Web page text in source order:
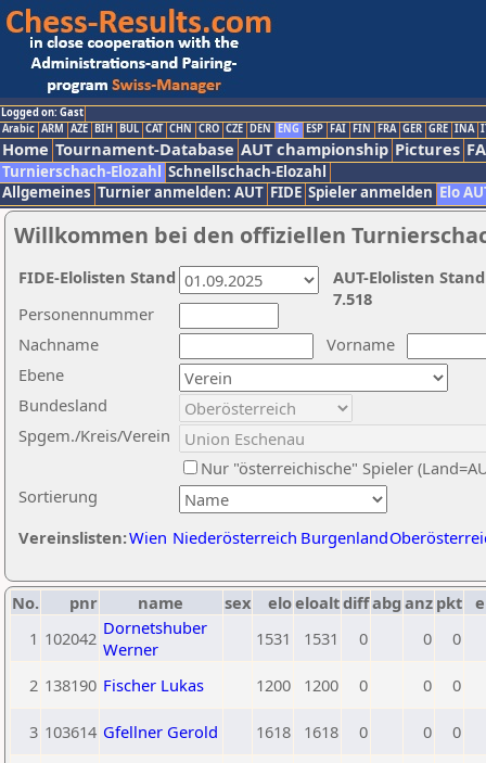
Logged on: Gast
Arabic ARM AZE BIH BUL CAT CHN CRO CZE DEN ENG ESP FAI FIN FRA GER GRE INA
Home Tournament-Database AUT championship Pictures
Turnierschach-Elozahl Schnellschach-Elozahl
Allgemeines Turnier anmelden: AUT FIDE Spieler anmelden Elo
Willkommen bei den offiziellen
Nachname
Vorname
Ebene
Sortierung
Personennummer
Bundesland
Spgem./Kreis/Verein
Nur "österreichische" Spieler
Vereinslisten:Wien Niederösterreich Burgenland
AUT-Elolisten
7.518
FIDE-Elolisten Stand
No. pnr name sex eloeloaltdiffabg anz pkt
1 102042 Dornetshuber
Werner
1531 1531 0 0 0
2 138190 Fischer Lukas 1200 1200 0 0 0
3 103614 Gfellner Gerold 1618 1618 0 0 0